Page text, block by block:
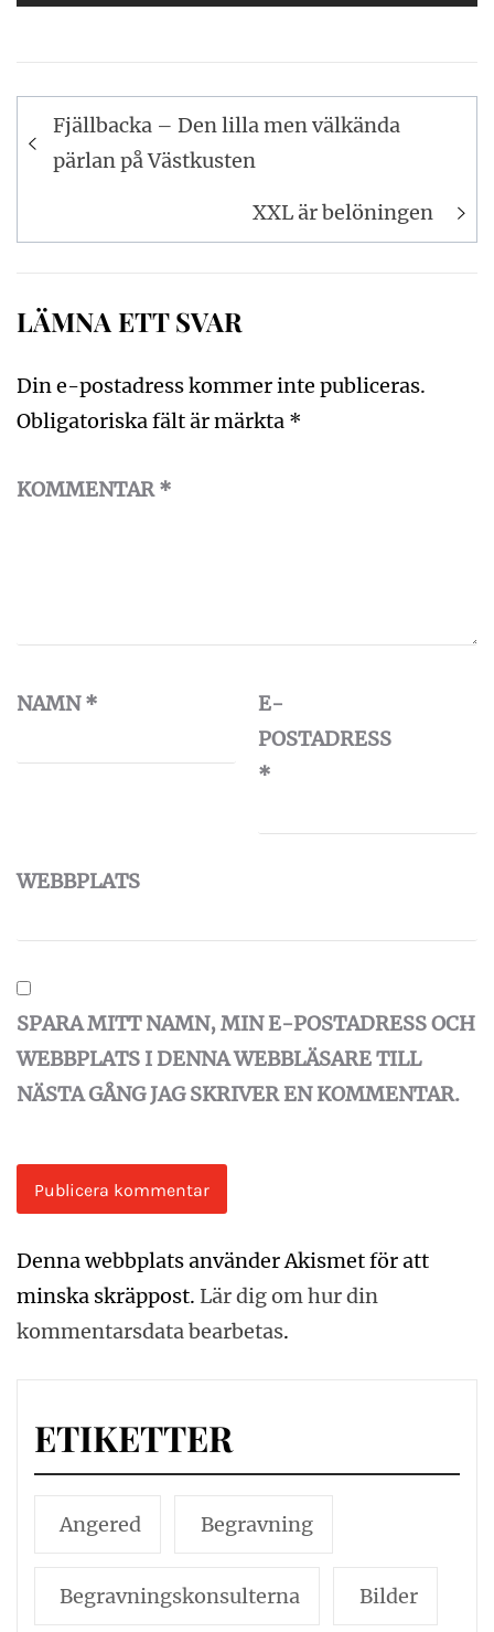
Inläggsnavigering
Fjällbacka – Den lilla men välkända
pärlan på Västkusten
XXL är belöningen
LÄMNA ETT SVAR
Din e-postadress kommer inte publiceras.
Obligatoriska fält är märkta *
KOMMENTAR*
NAMN*
E-
POSTADRESS
*
WEBBPLATS
SPARA MITT NAMN, MIN E-POSTADRESS OCH
WEBBPLATS I DENNA WEBBLÄSARE TILL
NÄSTA GÅNG JAG SKRIVER EN KOMMENTAR.
Denna webbplats använder Akismet för att
minska skräppost. Lär dig om hur din
kommentarsdata bearbetas.
ETIKETTER
Angered Begravning
Begravningskonsulterna Bilder